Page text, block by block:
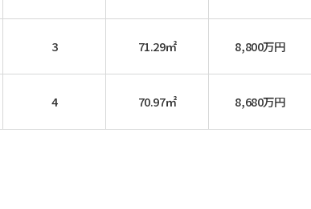
3 71.29㎡ 8,800万円
4 70.97㎡ 8,680万円